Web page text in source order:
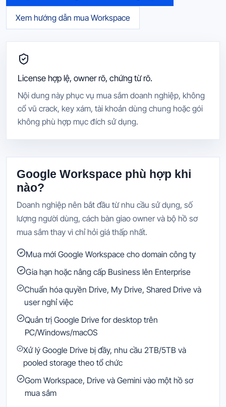
Xem hướng dẫn mua Workspace
License hợp lệ, owner rõ, chứng từ rõ.
Nội dung này phục vụ mua sắm doanh nghiệp, không
cổ vũ crack, key xám, tài khoản dùng chung hoặc gói
không phù hợp mục đích sử dụng.
Google Workspace phù hợp khi
nào?
Doanh nghiệp nên bắt đầu từ nhu cầu sử dụng, số
lượng người dùng, cách bàn giao owner và bộ hồ sơ
mua sắm thay vì chỉ hỏi giá thấp nhất.
Mua mới Google Workspace cho domain công ty
Gia hạn hoặc nâng cấp Business lên Enterprise
Chuẩn hóa quyền Drive, My Drive, Shared Drive và
user nghỉ việc
Quản trị Google Drive for desktop trên
PC/Windows/macOS
Xử lý Google Drive bị đầy, nhu cầu 2TB/5TB và
pooled storage theo tổ chức
Gom Workspace, Drive và Gemini vào một hồ sơ
mua sắm